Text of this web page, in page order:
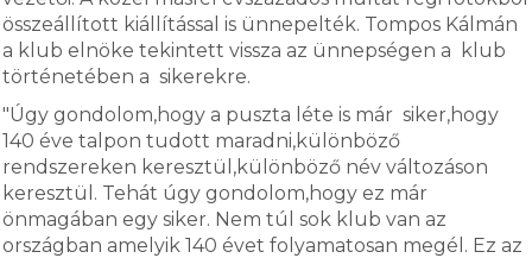
összeállított kiállítással is ünnepelték. Tompos Kálmán
a klub elnöke tekintett vissza az ünnepségen a klub
történetében a sikerekre.
"Úgy gondolom,hogy a puszta léte is már siker,hogy
140 éve talpon tudott maradni,különböző
rendszereken keresztül,különböző név változáson
keresztül. Tehát úgy gondolom,hogy ez már
önmagában egy siker. Nem túl sok klub van az
országban amelyik 140 évet folyamatosan megél. Ez az